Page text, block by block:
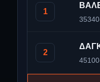
1
2